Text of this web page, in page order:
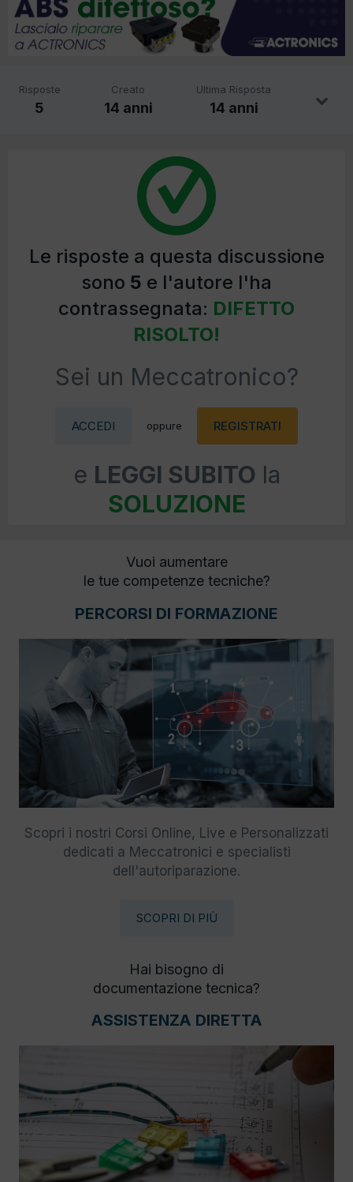
Risposte
5
Creato
14 anni
Ultima Risposta
14 anni
Le risposte a questa discussione
sono 5 e l'autore l'ha
contrassegnata: DIFETTO
RISOLTO!
Sei un Meccatronico?
ACCEDI oppure REGISTRATI
e LEGGI SUBITO la
SOLUZIONE
Vuoi aumentare
le tue competenze tecniche?
PERCORSI DI FORMAZIONE
Scopri i nostri Corsi Online, Live e Personalizzati
dedicati a Meccatronici e specialisti
dell'autoriparazione.
SCOPRI DI PIÙ
Hai bisogno di
documentazione tecnica?
ASSISTENZA DIRETTA